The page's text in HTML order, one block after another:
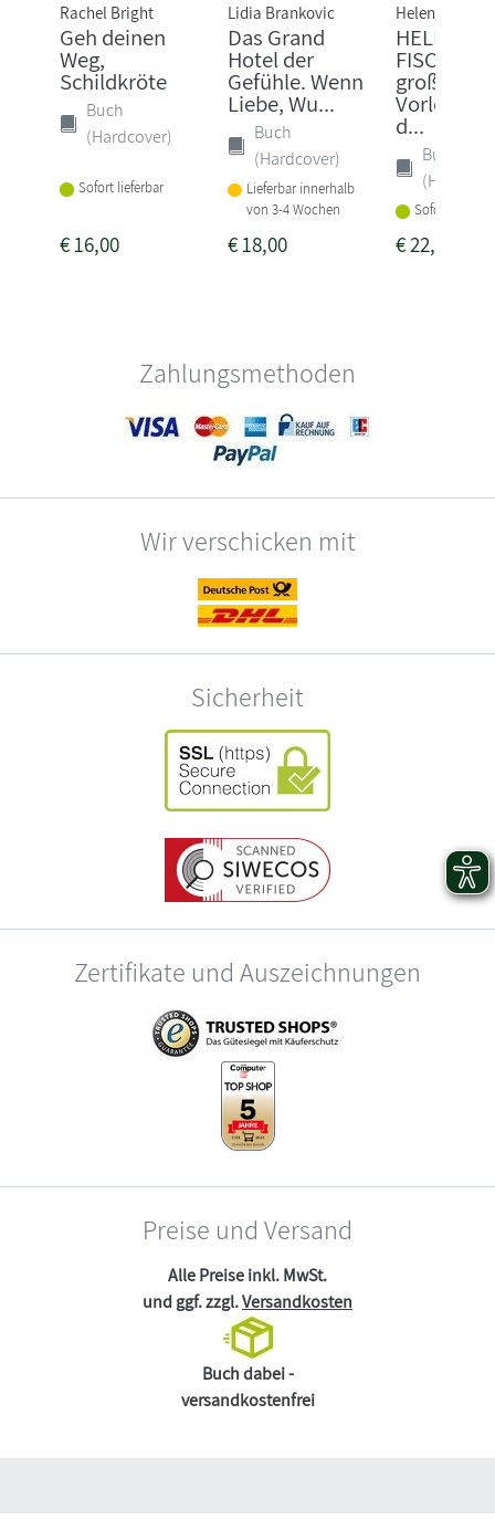
Rachel Bright
Geh deinen
Weg,
Schildkröte
Buch
(Hardcover)
Sofort lieferbar
€16,00
Lidia Brankovic
Das Grand
Hotel der
Gefühle. Wenn
Liebe, Wu...
Buch
(Hardcover)
Lieferbar innerhalb
von 3-4 Wochen
€18,00
Helene Fischer
HELENE
FISCHER:
große
d...
Buch
Sofort
€22,00
Zahlungsmethoden
Wir verschicken mit
Sicherheit
Zertifikate und Auszeichnungen
Preise und Versand
Alle Preise inkl. MwSt.
und ggf. zzgl.Versandkosten
Buch dabei -
versandkostenfrei